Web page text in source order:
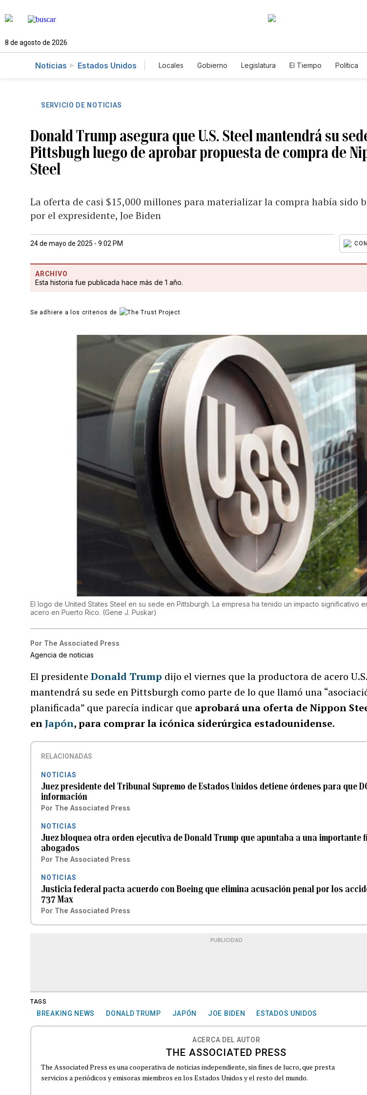
8 de agosto de 2026
Noticias Estados Unidos Locales Gobierno Legislatura El Tiempo Política
SERVICIO DE NOTICIAS
Donald Trump asegura que U.S. Steel mantendrá su
Pittsbugh luego de aprobar propuesta de compra de
Steel
La oferta de casi $15,000 millones para materializar la compra había sido
por el expresidente, Joe Biden
24 de mayo de 2025 - 9:02 PM
ARCHIVO
Esta historia fue publicada hace más de 1 año.
Se adhiere a los criterios de
El logo de United States Steel en su sede en Pittsburgh. La empresa ha tenido un impacto significativo
acero en Puerto Rico. (Gene J. Puskar)
Por The Associated Press
Agencia de noticias
El presidenteDonald Trump dijo el viernes que la productora de acero
mantendrá su sede en Pittsburgh como parte de lo que llamó una
planificada” que parecía indicar que aprobará una oferta de Nippon
enJapón, para comprar la icónica siderúrgica estadounidense.
RELACIONADAS
NOTICIAS
Juez presidente del Tribunal Supremo de Estados Unidos detiene órdenes para que
información
Por The Associated Press
NOTICIAS
Juez bloquea otra orden ejecutiva de Donald Trump que apuntaba a una importante
abogados
Por The Associated Press
NOTICIAS
Justicia federal pacta acuerdo con Boeing que elimina acusación penal por los
737 Max
Por The Associated Press
PUBLICIDAD
TAGS
BREAKING NEWS DONALD TRUMP JAPÓN JOE BIDEN ESTADOS UNIDOS
ACERCA DEL AUTOR
THE ASSOCIATED PRESS
The Associated Press es una cooperativa de noticias independiente, sin fines de lucro, que presta
servicios a periódicos y emisoras miembros en los Estados Unidos y el resto del mundo.